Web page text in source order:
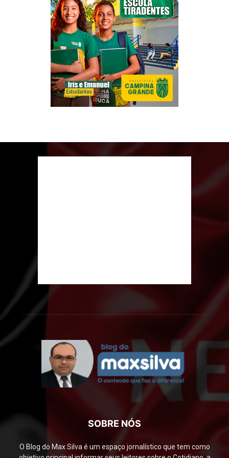
SOBRE NÓS
O Blog do Max Silva é um espaço jornalístico que tem como